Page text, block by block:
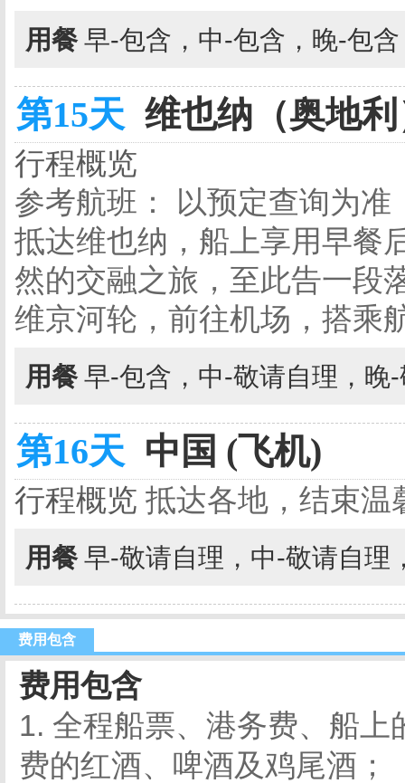
用餐 早-包含，中-包含，晚-包
第15天 维也纳（奥地
行程概览
参考航班： 以预定查询为准
抵达维也纳，船上享用早餐
然的交融之旅，至此告一段
维京河轮，前往机场，搭乘
用餐 早-包含，中-敬请自理，晚
第16天 中国 (飞机)
行程概览 抵达各地，结束温
用餐 早-敬请自理，中-敬请自理
费用包含
费用包含
1. 全程船票、港务费、船
费的红酒、啤酒及鸡尾酒；